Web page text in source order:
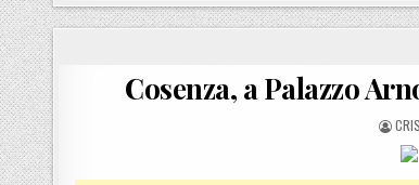
Cosenza, a Palazzo